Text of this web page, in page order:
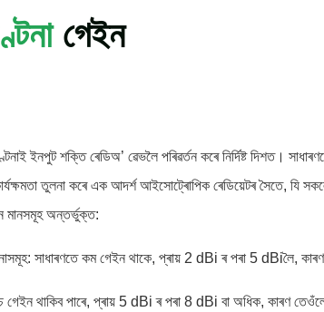
গেইন
ইনপুট শক্তি ৰেডিঅ’ ৱেভলৈ পৰিৱৰ্তন কৰে নিৰ্দিষ্ট দিশত।
তুলনা কৰে এক আদৰ্শ আইসোট্ৰোপিক ৰেডিয়েটৰ সৈতে, যি
মানসমূহ অন্তর্ভুক্ত:
সাধাৰণতে কম গেইন থাকে, প্ৰায় 2 dBi ৰ পৰা 5 dBiলৈ,
থাকিব পাৰে, প্ৰায় 5 dBi ৰ পৰা 8 dBi বা অধিক, কাৰণ